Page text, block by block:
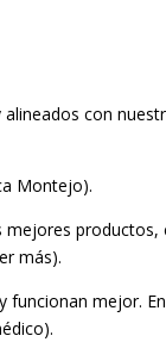
con
Montejo).
mejores productos,
más).
funcionan mejor.